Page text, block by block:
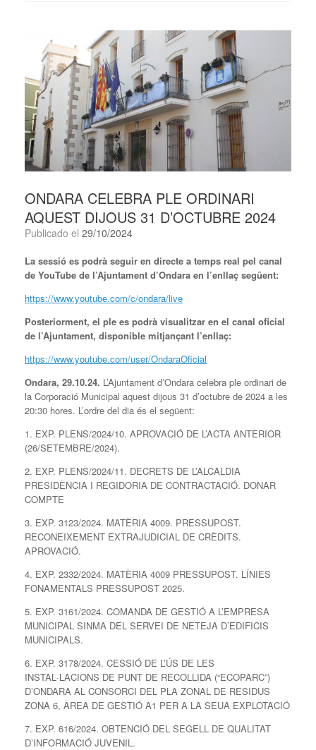
ONDARA CELEBRA PLE ORDINARI
AQUEST DIJOUS 31 D’OCTUBRE 2024
Publicado el 29/10/2024
La sessió es podrà seguir en directe a temps real pel canal
de YouTube de l’Ajuntament d’Ondara en l’enllaç següent:
https://www.youtube.com/c/ondara/live
Posteriorment, el ple es podrà visualitzar en el canal oficial
de l’Ajuntament, disponible mitjançant l’enllaç:
https://www.youtube.com/user/OndaraOficial
Ondara, 29.10.24. L’Ajuntament d’Ondara celebra ple ordinari de
la Corporació Municipal aquest dijous 31 d’octubre de 2024 a les
20:30 hores. L’ordre del dia és el següent:
1. EXP. PLENS/2024/10. APROVACIÓ DE L’ACTA ANTERIOR
(26/SETEMBRE/2024).
2. EXP. PLENS/2024/11. DECRETS DE L’ALCALDIA
PRESIDÈNCIA I REGIDORIA DE CONTRACTACIÓ. DONAR
COMPTE
3. EXP. 3123/2024. MATÈRIA 4009. PRESSUPOST.
RECONEIXEMENT EXTRAJUDICIAL DE CRÈDITS.
APROVACIÓ.
4. EXP. 2332/2024. MATÈRIA 4009 PRESSUPOST. LÍNIES
FONAMENTALS PRESSUPOST 2025.
5. EXP. 3161/2024. COMANDA DE GESTIÓ A L’EMPRESA
MUNICIPAL SINMA DEL SERVEI DE NETEJA D’EDIFICIS
MUNICIPALS.
6. EXP. 3178/2024. CESSIÓ DE L’ÚS DE LES
INSTAL·LACIONS DE PUNT DE RECOLLIDA (“ECOPARC”)
D’ONDARA AL CONSORCI DEL PLA ZONAL DE RESIDUS
ZONA 6, ÀREA DE GESTIÓ A1 PER A LA SEUA EXPLOTACIÓ
7. EXP. 616/2024. OBTENCIÓ DEL SEGELL DE QUALITAT
D’INFORMACIÓ JUVENIL.